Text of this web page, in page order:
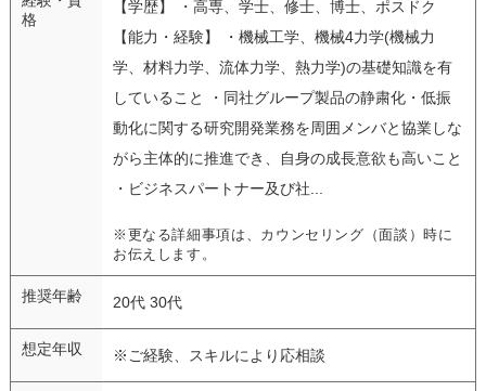
格
【学歴】 ・高専、学士、修士、博士、ポスドク
【能力・経験】 ・機械工学、機械4力学(機械力
学、材料力学、流体力学、熱力学)の基礎知識を有
していること ・同社グループ製品の静粛化・低振
動化に関する研究開発業務を周囲メンバと協業しな
がら主体的に推進でき、自身の成長意欲も高いこと
・ビジネスパートナー及び社...
※更なる詳細事項は、カウンセリング（面談）時に
お伝えします。
推奨年齢 20代 30代
想定年収 ※ご経験、スキルにより応相談